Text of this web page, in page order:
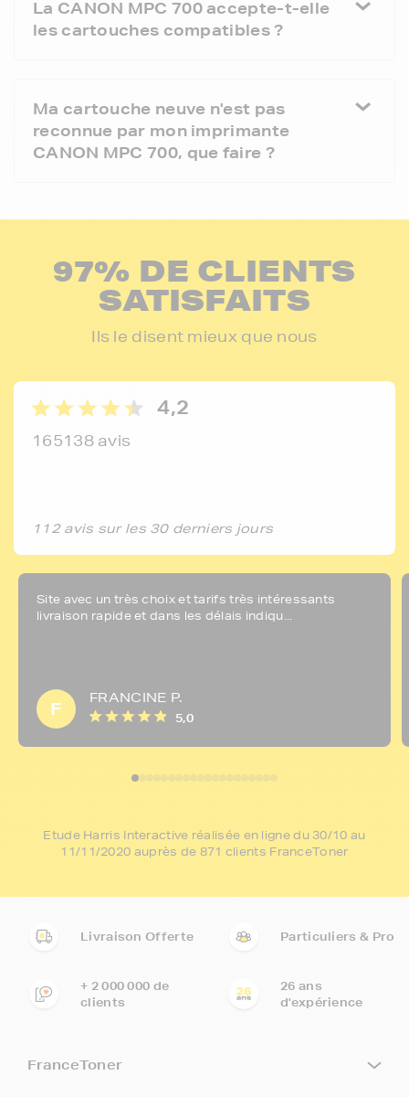
La CANON MPC 700 accepte-t-elle
les cartouches compatibles ?
Ma cartouche neuve n'est pas
reconnue par mon imprimante
CANON MPC 700, que faire ?
97% DE CLIENTS
SATISFAITS
Ils le disent mieux que nous
4,2
165138 avis
112 avis sur les 30 derniers jours
Site avec un très choix et tarifs très intéressants
livraison rapide et dans les délais indiqu...
F
FRANCINE P.
5,0
Etude Harris Interactive réalisée en ligne du 30/10 au
11/11/2020 auprès de 871 clients FranceToner
Livraison Offerte Particuliers & Pro
+ 2 000 000 de
clients
26 ans
d'expérience
FranceToner